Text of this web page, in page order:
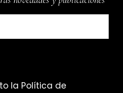
la Política de